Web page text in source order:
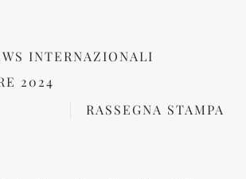
INTERNAZIONALI
2024
RASSEGNA STAMPA